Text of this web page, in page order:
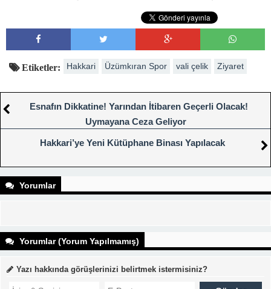
Etiketler: Hakkari Üzümkıran Spor vali çelik Ziyaret
Esnafın Dikkatine! Yarından İtibaren Geçerli Olacak!
Uymayana Ceza Geliyor
Hakkari’ye Yeni Kütüphane Binası Yapılacak
Yorumlar
Yorumlar (Yorum Yapılmamış)
Yazı hakkında görüşlerinizi belirtmek istermisiniz?